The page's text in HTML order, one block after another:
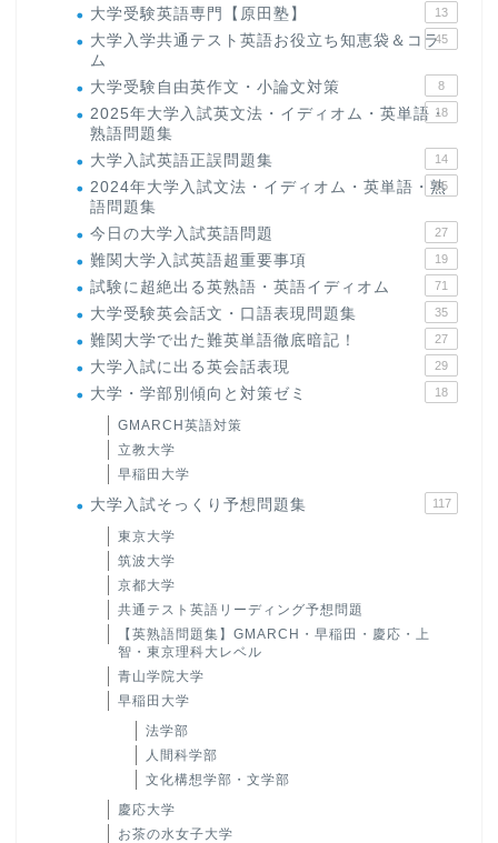
大学受験英語専門【原田塾】 13
大学入学共通テスト英語お役立ち知恵袋＆コラ
ム
45
大学受験自由英作文・小論文対策 8
2025年大学入試英文法・イディオム・英単語・
熟語問題集
18
大学入試英語正誤問題集 14
2024年大学入試文法・イディオム・英単語・熟
語問題集
15
今日の大学入試英語問題 27
難関大学入試英語超重要事項 19
試験に超絶出る英熟語・英語イディオム 71
大学受験英会話文・口語表現問題集 35
難関大学で出た難英単語徹底暗記！ 27
大学入試に出る英会話表現 29
大学・学部別傾向と対策ゼミ 18
GMARCH英語対策
立教大学
早稲田大学
大学入試そっくり予想問題集 117
東京大学
筑波大学
京都大学
共通テスト英語リーディング予想問題
【英熟語問題集】GMARCH・早稲田・慶応・上
智・東京理科大レベル
青山学院大学
早稲田大学
法学部
人間科学部
文化構想学部・文学部
慶応大学
お茶の水女子大学